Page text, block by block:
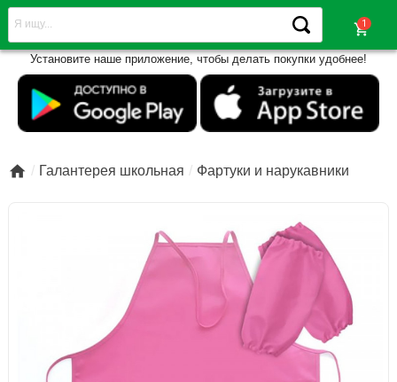
shopping_cart
Установите наше приложение, чтобы делать покупки удобнее!
 Галантерея школьная Фартуки и нарукавники